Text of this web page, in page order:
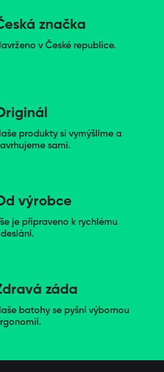
značka
v České republice.
produkty si vymýšlíme a
sami.
výrobce
je připraveno k rychlému
záda
batohy se pyšní výbornou